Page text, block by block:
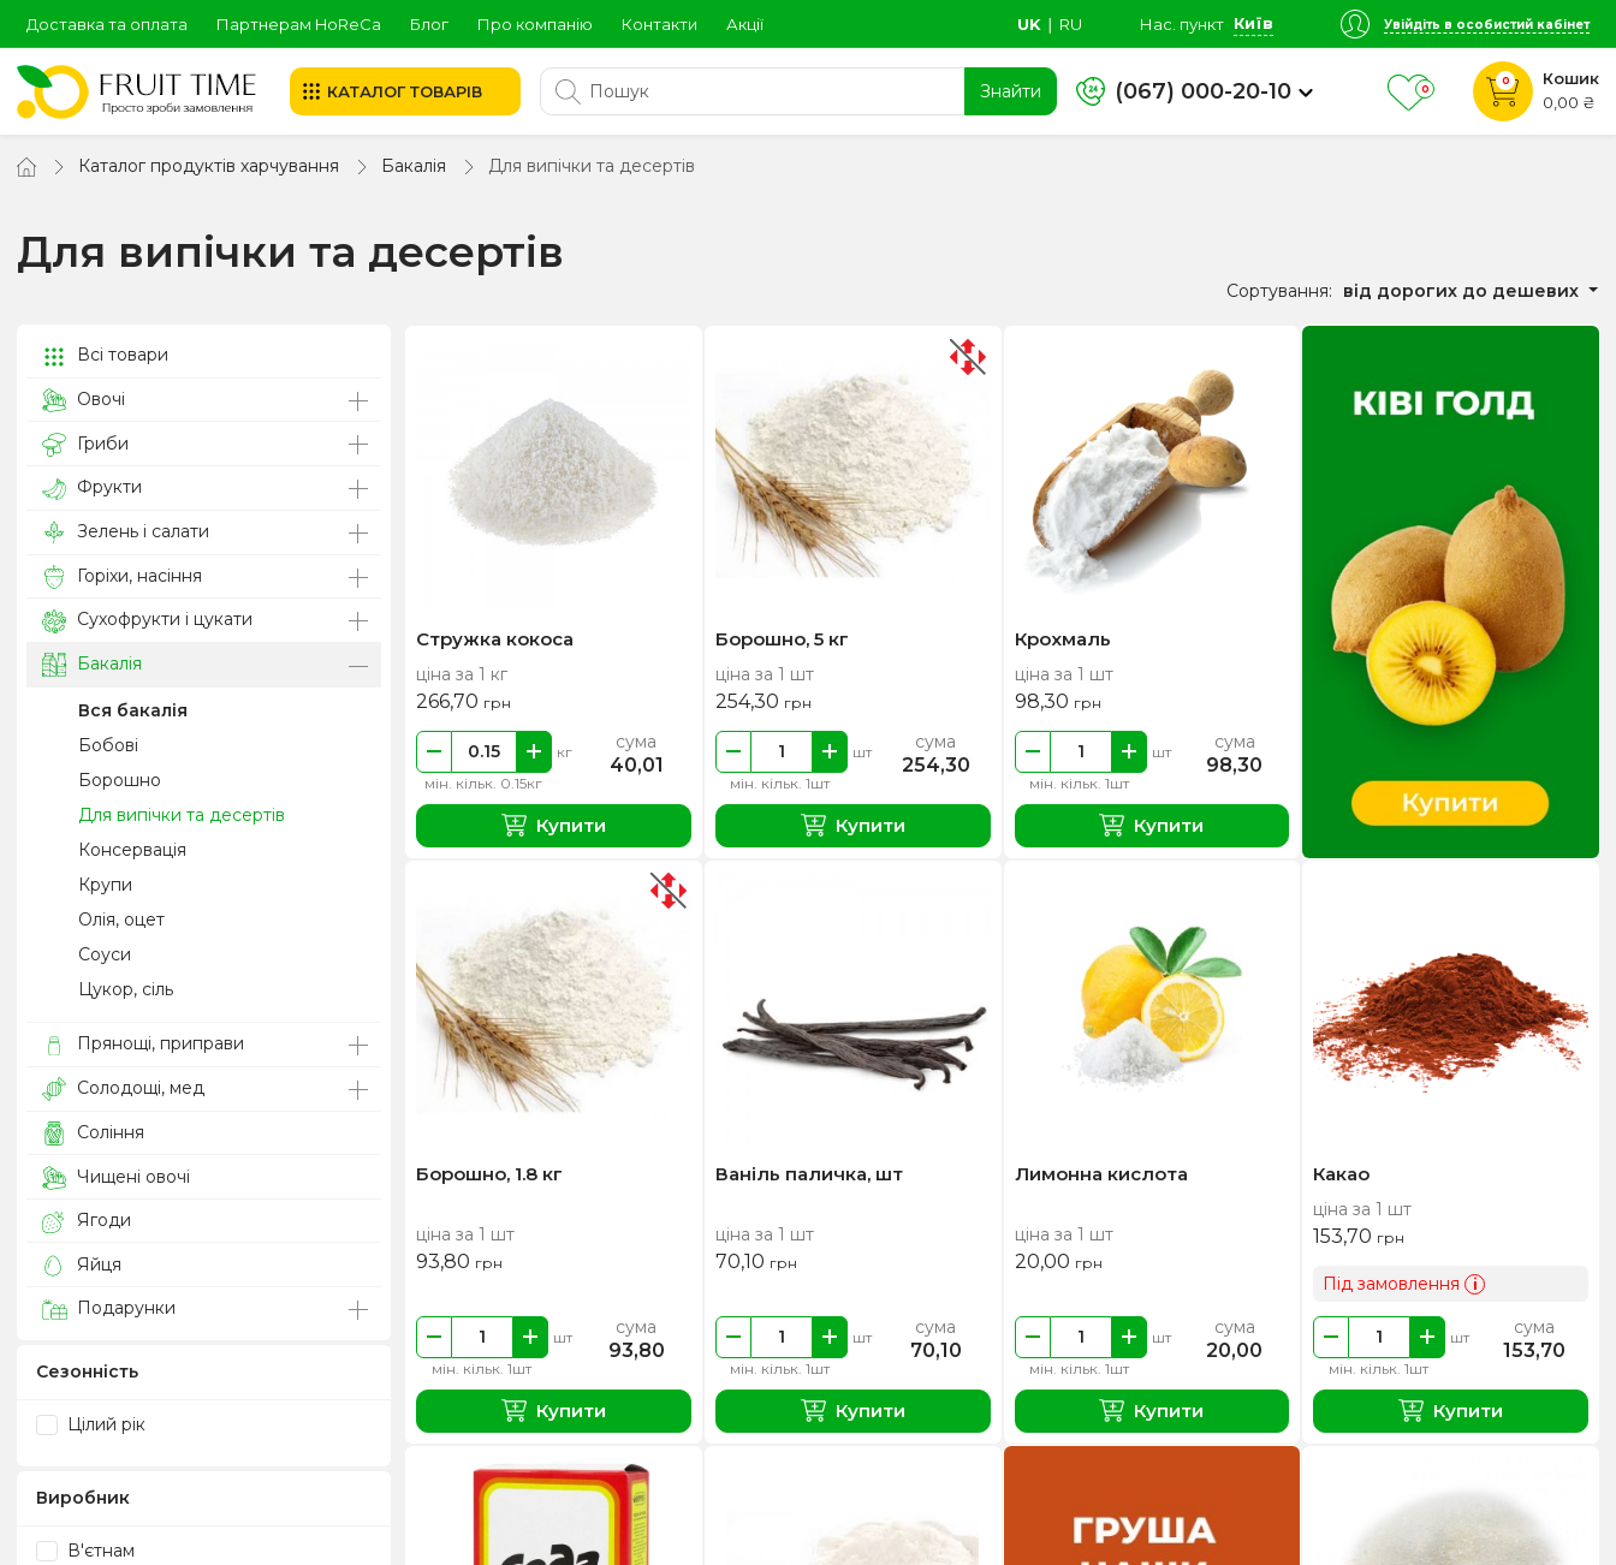
Доставка та оплата Партнерам HoReCa Блог Про компанію Контакти Акції UK ∣ RU Нас. пункт Київ Увійдіть в особистий кабінет
КАТАЛОГ ТОВАРІВ Знайти (067) 000-20-10 0
0
Кошик
0,00 ₴
Каталог продуктів харчування Бакалія Для випічки та десертів
Для випічки та десертів
Сортування: від дорогих до дешевих
Всі товари
Овочі
Гриби
Фрукти
Зелень і салати
Горіхи, насіння
Сухофрукти і цукати
Бакалія
Вся бакалія
Бобові
Борошно
Для випічки та десертів
Консервація
Крупи
Олія, оцет
Соуси
Цукор, сіль
Прянощі, приправи
Солодощі, мед
Соління
Чищені овочі
Ягоди
Яйця
Подарунки
Сезонність
Цілий рік
Виробник
В'єтнам
Стружка кокоса
ціна за 1 кг
266,70 грн
мін. кільк. 0.15кг
кг сума
40,01
Купити
Борошно, 5 кг
ціна за 1 шт
254,30 грн
мін. кільк. 1шт
шт сума
254,30
Купити
Крохмаль
ціна за 1 шт
98,30 грн
мін. кільк. 1шт
шт сума
98,30
Купити
Борошно, 1.8 кг
ціна за 1 шт
93,80 грн
мін. кільк. 1шт
шт сума
93,80
Купити
Ваніль паличка, шт
ціна за 1 шт
70,10 грн
мін. кільк. 1шт
шт сума
70,10
Купити
Лимонна кислота
ціна за 1 шт
20,00 грн
мін. кільк. 1шт
шт сума
20,00
Купити
Какао
ціна за 1 шт
153,70 грн
Під замовлення i
мін. кільк. 1шт
шт сума
153,70
Купити